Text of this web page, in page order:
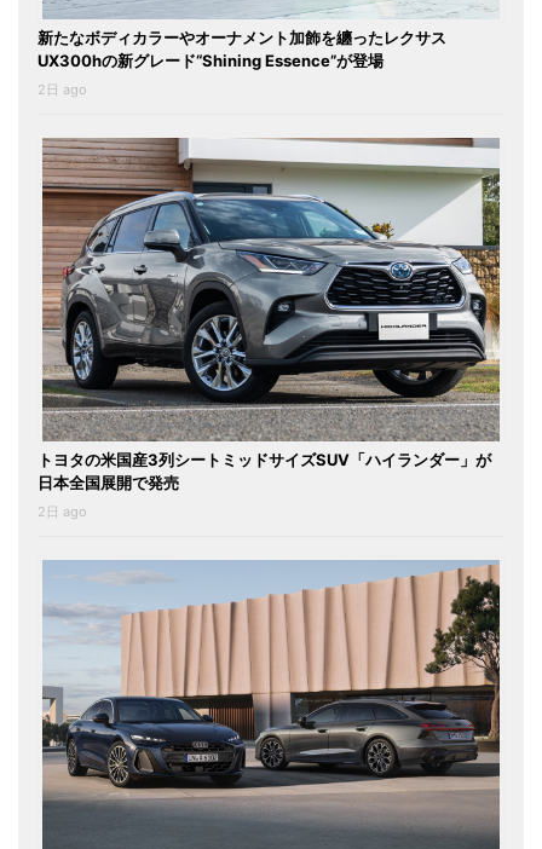
新たなボディカラーやオーナメント加飾を纏ったレクサス
UX300hの新グレード“Shining Essence”が登場
2日 ago
トヨタの米国産3列シートミッドサイズSUV「ハイランダー」が
日本全国展開で発売
2日 ago